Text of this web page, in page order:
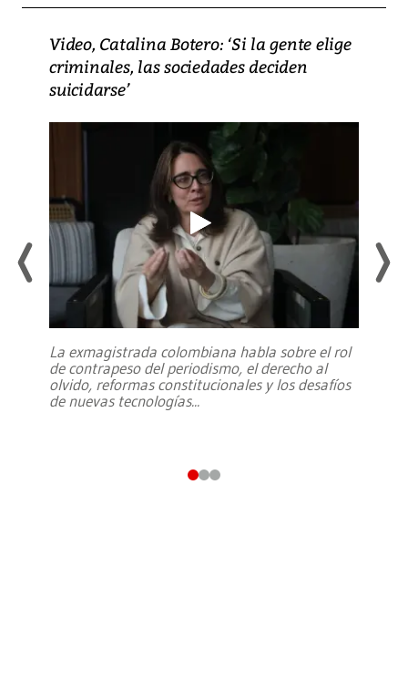
Video, Catalina Botero: ‘Si la gente elige
criminales, las sociedades deciden
suicidarse’
La exmagistrada colombiana habla sobre el rol
de contrapeso del periodismo, el derecho al
olvido, reformas constitucionales y los desafíos
de nuevas tecnologías...